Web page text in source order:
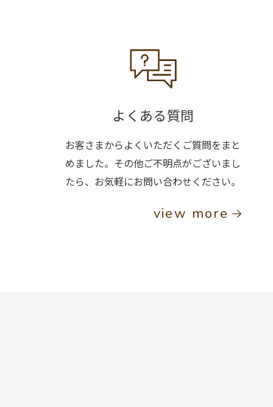
よくある質問
お客さまからよくいただくご質問をまと
めました。その他ご不明点がございまし
たら、お気軽にお問い合わせください。
view more